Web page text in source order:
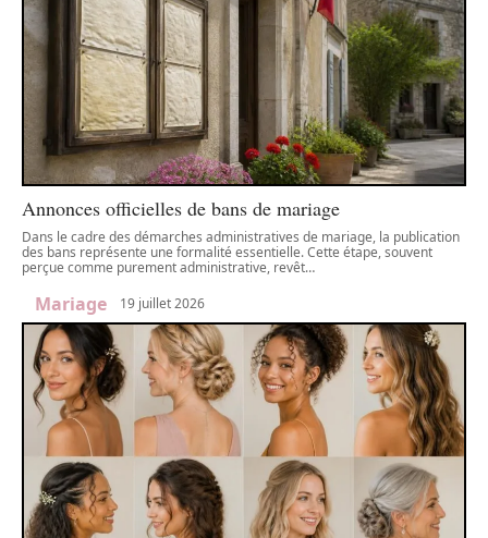
Annonces officielles de bans de mariage
Dans le cadre des démarches administratives de mariage, la publication
des bans représente une formalité essentielle. Cette étape, souvent
perçue comme purement administrative, revêt…
Mariage 19 juillet 2026